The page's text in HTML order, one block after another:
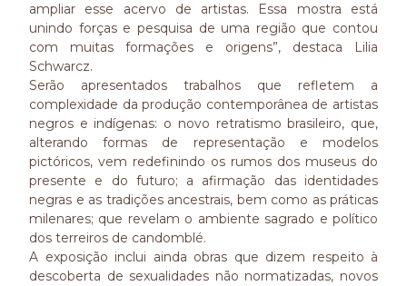
ampliar esse acervo de artistas. Essa mostra está
unindo forças e pesquisa de uma região que contou
com muitas formações e origens”, destaca Lilia
Schwarcz.
Serão apresentados trabalhos que refletem a
complexidade da produção contemporânea de artistas
negros e indígenas: o novo retratismo brasileiro, que,
alterando formas de representação e modelos
pictóricos, vem redefinindo os rumos dos museus do
presente e do futuro; a afirmação das identidades
negras e as tradições ancestrais, bem como as práticas
milenares; que revelam o ambiente sagrado e político
dos terreiros de candomblé.
A exposição inclui ainda obras que dizem respeito à
descoberta de sexualidades não normatizadas, novos